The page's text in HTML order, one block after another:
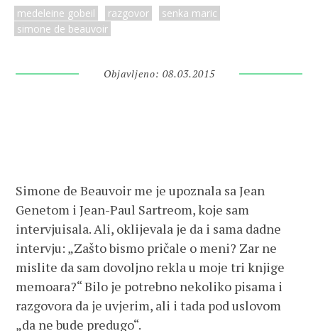
medeleine gobeil razgovor
senka maric
simone de beauvoir
Objavljeno: 08.03.2015
Simone de Beauvoir me je upoznala sa Jean
Genetom i Jean-Paul Sartreom, koje sam
intervjuisala. Ali, oklijevala je da i sama dadne
intervju: „Zašto bismo pričale o meni? Zar ne
mislite da sam dovoljno rekla u moje tri knjige
memoara?“ Bilo je potrebno nekoliko pisama i
razgovora da je uvjerim, ali i tada pod uslovom
„da ne bude predugo“.